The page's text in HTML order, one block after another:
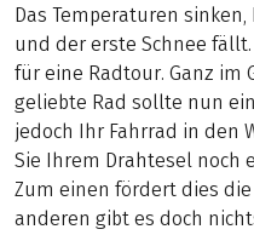
Das Temperaturen
und der erste Schnee
für eine Radtour. Ganz im
geliebte Rad sollte nun
jedoch Ihr Fahrrad in den
Sie Ihrem Drahtesel noch
Zum einen fördert dies
anderen gibt es doch